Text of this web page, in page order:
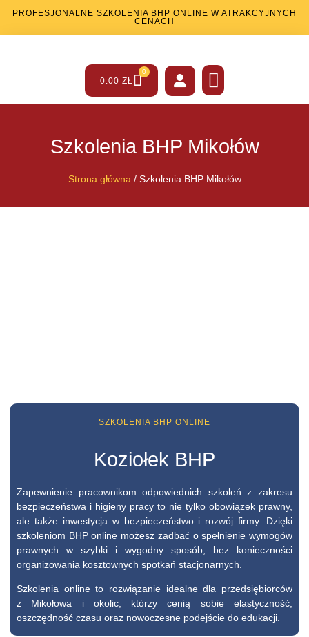
PROFESJONALNE SZKOLENIA BHP ONLINE W ATRAKCYJNYCH
CENACH
0.00ZŁ
0
Szkolenia BHP Mikołów
Strona główna / Szkolenia BHP Mikołów
SZKOLENIA BHP ONLINE
Koziołek BHP
Zapewnienie pracownikom odpowiednich szkoleń z zakresu
bezpieczeństwa i higieny pracy to nie tylko obowiązek prawny,
ale także inwestycja w bezpieczeństwo i rozwój firmy. Dzięki
szkoleniom BHP online możesz zadbać o spełnienie wymogów
prawnych w szybki i wygodny sposób, bez konieczności
organizowania kosztownych spotkań stacjonarnych.
Szkolenia online to rozwiązanie idealne dla przedsiębiorców
z Mikołowa i okolic, którzy cenią sobie elastyczność,
oszczędność czasu oraz nowoczesne podejście do edukacji.